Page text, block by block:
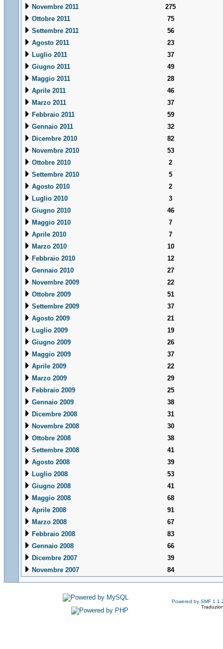
Novembre 2011
275
Ottobre 2011
75
Settembre 2011
56
Agosto 2011
23
Luglio 2011
37
Giugno 2011
49
Maggio 2011
28
Aprile 2011
46
Marzo 2011
37
Febbraio 2011
59
Gennaio 2011
32
Dicembre 2010
82
Novembre 2010
53
Ottobre 2010
2
Settembre 2010
5
Agosto 2010
2
Luglio 2010
3
Giugno 2010
46
Maggio 2010
7
Aprile 2010
7
Marzo 2010
10
Febbraio 2010
12
Gennaio 2010
27
Novembre 2009
22
Ottobre 2009
51
Settembre 2009
37
Agosto 2009
21
Luglio 2009
19
Giugno 2009
26
Maggio 2009
37
Aprile 2009
22
Marzo 2009
29
Febbraio 2009
25
Gennaio 2009
38
Dicembre 2008
31
Novembre 2008
30
Ottobre 2008
38
Settembre 2008
41
Agosto 2008
39
Luglio 2008
53
Giugno 2008
41
Maggio 2008
68
Aprile 2008
91
Marzo 2008
67
Febbraio 2008
83
Gennaio 2008
66
Dicembre 2007
39
Novembre 2007
84
Powered by SMF